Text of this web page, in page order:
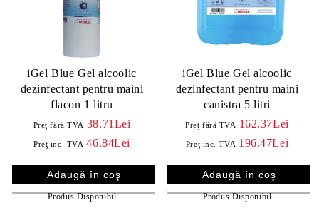
iGel Blue Gel alcoolic
dezinfectant pentru maini
flacon 1 litru
Preţ fără TVA 38.71Lei
Preţ inc. TVA 46.84Lei
Produs Disponibil
iGel Blue Gel alcoolic
dezinfectant pentru maini
canistra 5 litri
Preţ fără TVA 162.37Lei
Preţ inc. TVA 196.47Lei
Produs Disponibil